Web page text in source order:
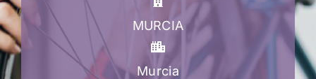
MURCIA
Murcia